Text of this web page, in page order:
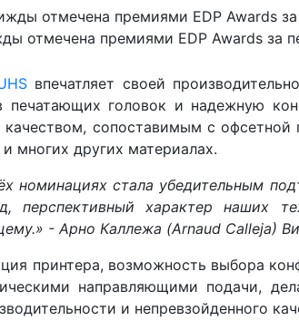
отмечена премиями EDP Awards за
впечатляет своей
печатающих головок и надежную
качеством, сопоставимым с
многих других материалах.
номинациях стала убедительным
перспективный характер наших
- Арно Каллежа (Arnaud Calleja)
принтера, возможность выбора
направляющими подачи,
и непревзойденного